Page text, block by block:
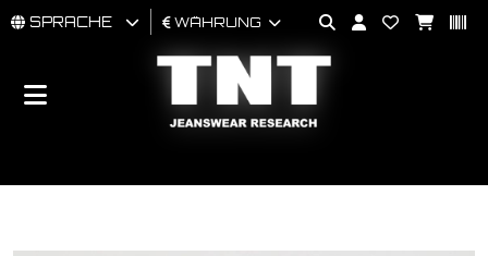
MÄNNER
BRAND
SPRACHE WÄHRUNG